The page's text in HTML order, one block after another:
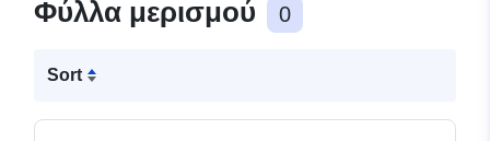
Φύλλα μερισμού 0
Sort